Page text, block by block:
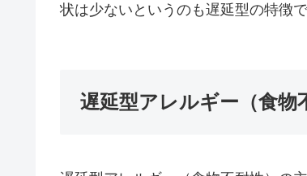
状は少ないというのも遅延型の特徴で
遅延型アレルギー（食物